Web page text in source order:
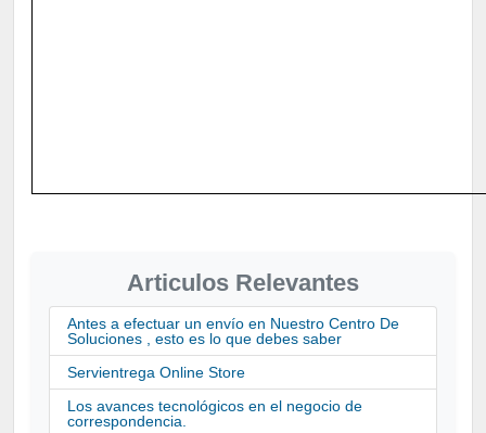
Articulos Relevantes
Antes a efectuar un envío en Nuestro Centro De
Soluciones , esto es lo que debes saber
Servientrega Online Store
Los avances tecnológicos en el negocio de
correspondencia.